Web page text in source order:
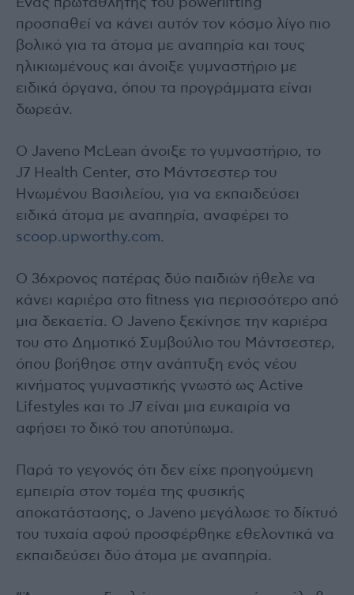
Ένας πρωταθλητής του powerlifting
προσπαθεί να κάνει αυτόν τον κόσμο λίγο πιο
βολικό για τα άτομα με αναπηρία και τους
ηλικιωμένους και άνοιξε γυμναστήριο με
ειδικά όργανα, όπου τα προγράμματα είναι
δωρεάν.
Ο Javeno McLean άνοιξε το γυμναστήριο, το
J7 Health Center, στο Μάντσεστερ του
Ηνωμένου Βασιλείου, για να εκπαιδεύσει
ειδικά άτομα με αναπηρία, αναφέρει το
scoop.upworthy.com.
Ο 36χρονος πατέρας δύο παιδιών ήθελε να
κάνει καριέρα στο fitness για περισσότερο από
μια δεκαετία. Ο Javeno ξεκίνησε την καριέρα
του στο Δημοτικό Συμβούλιο του Μάντσεστερ,
όπου βοήθησε στην ανάπτυξη ενός νέου
κινήματος γυμναστικής γνωστό ως Active
Lifestyles και το J7 είναι μια ευκαιρία να
αφήσει το δικό του αποτύπωμα.
Παρά το γεγονός ότι δεν είχε προηγούμενη
εμπειρία στον τομέα της φυσικής
αποκατάστασης, ο Javeno μεγάλωσε το δίκτυό
του τυχαία αφού προσφέρθηκε εθελοντικά να
εκπαιδεύσει δύο άτομα με αναπηρία.